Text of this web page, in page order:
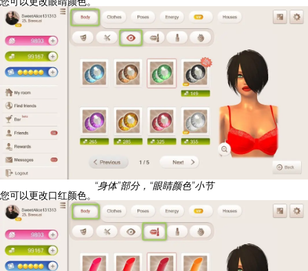
“身体”部分，“眼睛颜色”小节
您可以更改口红颜色。